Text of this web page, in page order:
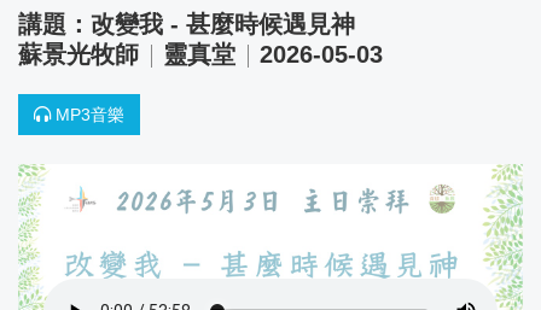
內
利
傳
道
靈
真
堂
改變我 - 甚麼時候遇見神
蘇景光牧師
靈真堂 2026-05-03
MP3音樂